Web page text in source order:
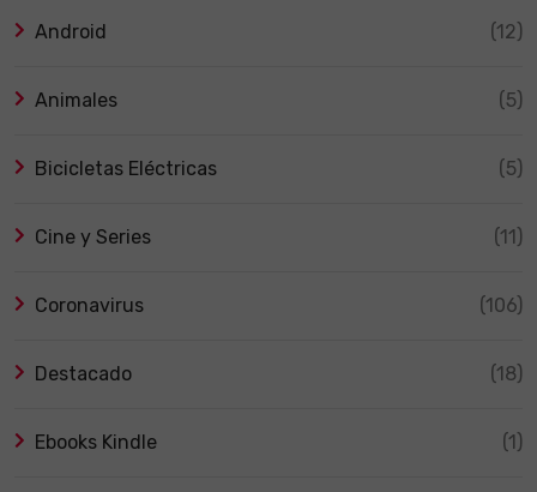
Android (12)
Animales (5)
Bicicletas Eléctricas (5)
Cine y Series (11)
Coronavirus (106)
Destacado (18)
Ebooks Kindle (1)